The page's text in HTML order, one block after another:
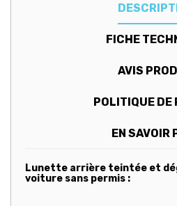
FICHE
AVIS
POLITIQUE DE
EN SAVOIR
Lunette arrière teintée et
voiture sans permis :